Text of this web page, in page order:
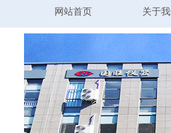
网站首页 关于